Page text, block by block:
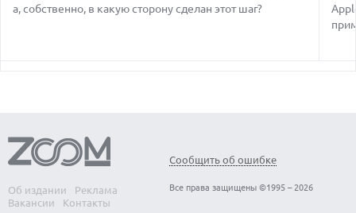
07.08.2026
ДАННЫХ МИЛЛИОНОВ ПОЛЬЗОВАТЕЛЕЙ
07.08.2026
ЭЛЕКТРИЧЕСКИЙ ПИКАП FORD FATHOM ВРЯД ЛИ
ПОВТОРИТ УСПЕХ ЛЕГЕНДАРНЫХ МОДЕЛЕЙ КОМПАНИИ
а, собственно, в какую сторону сделан этот шаг?
Об издании
Реклама
Вакансии
Контакты
Сообщить об ошибке
Все права защищены ©1995 – 2026